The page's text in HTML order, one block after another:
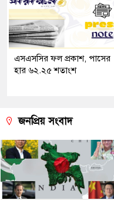
এসএসসির ফল প্রকাশ, পাসের
হার ৬২.২৫ শতাংশ
জনপ্রিয় সংবাদ